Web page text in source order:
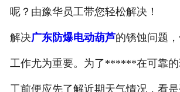
呢？由豫华员工带您轻松解决！
解决广东防爆电动葫芦的锈蚀问题
工作尤为重要。为了******在可靠
工前便应先了解近期天气情况，看是